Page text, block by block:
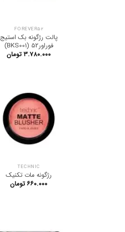
FOREVER52
پالت رژگونه بک استیج
فوراور52 (BKS001)
۳.۷۸۰.۰۰۰تومان
TECHNIC
رژگونه مات تکنیک
۶۶۰.۰۰۰تومان